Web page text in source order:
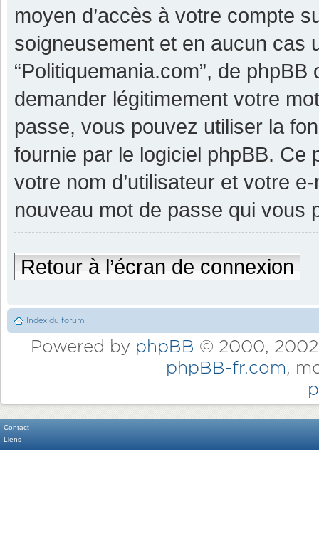
moyen d’accès à votre compte
soigneusement et en aucun cas
“Politiquemania.com”, de
demander légitimement votre
passe, vous pouvez utiliser la
fournie par le logiciel phpBB.
votre nom d’utilisateur et votre
nouveau mot de passe qui vous
Retour à l’écran de connexion
Index du forum
Powered by phpBB © 2000,
phpBB-fr.com,
Contact
Liens